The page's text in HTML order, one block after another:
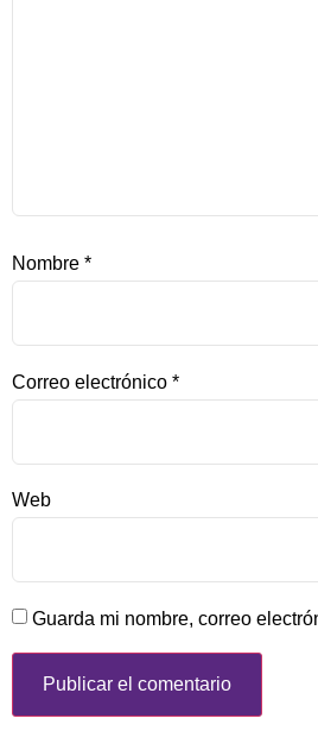
Nombre *
Correo electrónico *
Web
Guarda mi nombre, correo